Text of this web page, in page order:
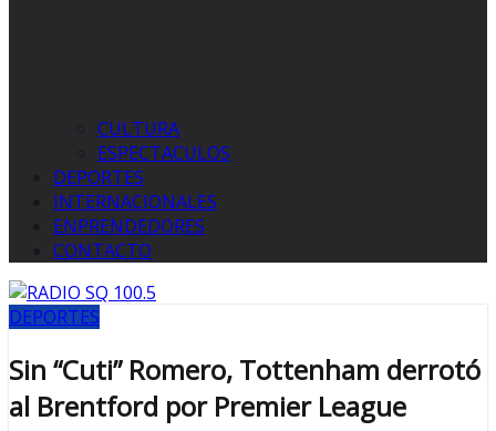
CULTURA
ESPECTACULOS
DEPORTES
INTERNACIONALES
ENPRENDEDORES
CONTACTO
DEPORTES
Sin “Cuti” Romero, Tottenham derrotó
al Brentford por Premier League